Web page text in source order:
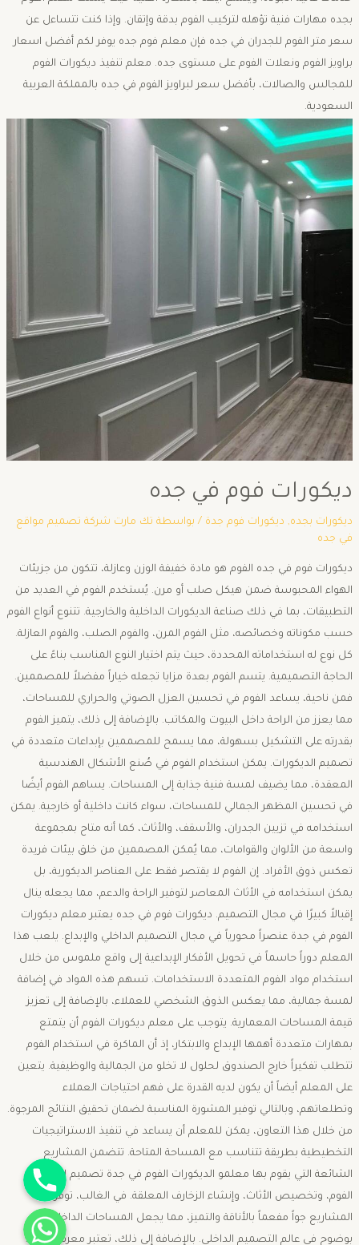
بجده مهارات فنية تؤهله لتركيب الفوم بدقة وإتقان. وإذا كنت تتساءل عن
سعر متر الفوم للجدران في جده فإن معلم فوم جده يوفر لكم أفضل اسعار
براويز الفوم ونعلات الفوم على مستوى جده. معلم تنفيذ ديكورات الفوم
للمجالس والصالات، بأفضل سعر لبراويز الفوم في جده بالمملكة العربية
السعودية.
ديكورات فوم في جده
ديكورات بجده, ديكورات فوم جدة / بواسطة تك مارت شركة تصميم مواقع
في جده
ديكورات فوم في جده الفوم هو مادة خفيفة الوزن وعازلة، تتكون من جزيئات
الهواء المحبوسة ضمن هيكل صلب أو مرن. يُستخدم الفوم في العديد من
التطبيقات، بما في ذلك صناعة الديكورات الداخلية والخارجية. تتنوع أنواع الفوم
حسب مكوناته وخصائصه، مثل الفوم المرن، والفوم الصلب، والفوم العازلة.
كل نوع له استخداماته المحددة، حيث يتم اختيار النوع المناسب بناءً على
الحاجة التصميمية. يتسم الفوم بعدة مزايا تجعله خياراً مفضلاً للمصممين.
فمن ناحية، يساعد الفوم في تحسين العزل الصوتي والحراري للمساحات،
مما يعزز من الراحة داخل البيوت والمكاتب. بالإضافة إلى ذلك، يتميز الفوم
بقدرته على التشكيل بسهولة، مما يسمح للمصممين بإبداعات متعددة في
تصميم الديكورات. يمكن استخدام الفوم في صُنع الأشكال الهندسية
المعقدة، مما يضيف لمسة فنية جذابة إلى المساحات. يساهم الفوم أيضًا
في تحسين المظهر الجمالي للمساحات، سواء كانت داخلية أو خارجية. يمكن
استخدامه في تزيين الجدران، والأسقف، والأثاث، كما أنه متاح بمجموعة
واسعة من الألوان والقوامات، مما يُمكن المصممين من خلق بيئات فريدة
تعكس ذوق الأفراد. إن الفوم لا يقتصر فقط على العناصر الديكورية، بل
يمكن استخدامه في الأثاث المعاصر لتوفير الراحة والدعم، مما يجعله ينال
إقبالاً كبيرًا في مجال التصميم. ديكورات فوم في جده يعتبر معلم ديكورات
الفوم في جدة عنصراً محورياً في مجال التصميم الداخلي والإبداع. يلعب هذا
المعلم دوراً حاسماً في تحويل الأفكار الإبداعية إلى واقع ملموس من خلال
استخدام مواد الفوم المتعددة الاستخدامات. تسهم هذه المواد في إضافة
لمسة جمالية، مما يعكس الذوق الشخصي للعملاء، بالإضافة إلى تعزيز
قيمة المساحات المعمارية. يتوجب على معلم ديكورات الفوم أن يتمتع
بمهارات متعددة أهمها الإبداع والابتكار، إذ أن الماكرة في استخدام الفوم
تتطلب تفكيراً خارج الصندوق لحلول لا تخلو من الجمالية والوظيفية. يتعين
على المعلم أيضاً أن يكون لديه القدرة على فهم احتياجات العملاء
وتطلعاتهم، وبالتالي توفير المشورة المناسبة لضمان تحقيق النتائج المرجوة.
من خلال هذا التعاون، يمكن للمعلم أن يساعد في تنفيذ الاستراتيجيات
التخطيطية بطريقة تتناسب مع المساحة المتاحة. تتضمن المشاريع
الشائعة التي يقوم بها معلمو الديكورات الفوم في جدة تصميم الجدران
الفوم، وتخصيص الأثاث، وإنشاء الزخارف المعلقة. في الغالب، توفر هذه
المشاريع جواً مفعماً بالأناقة والتميز، مما يجعل المساحات الداخلية تبرز
بوضوح في عالم التصميم الداخلي. بالإضافة إلى ذلك، تعتبر معرفة المواد
جوال
واتساب